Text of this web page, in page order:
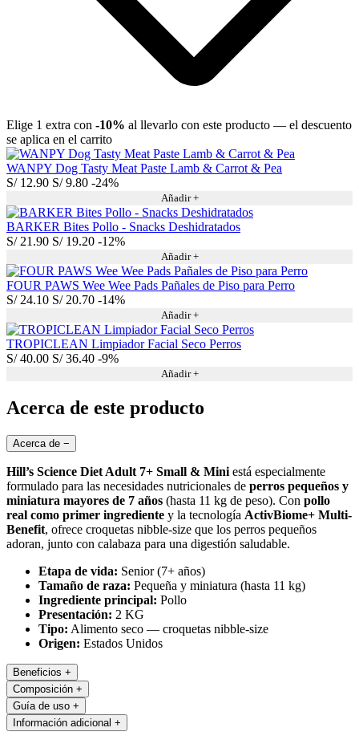
Elige 1 extra con -10% al llevarlo con este producto — el descuento
se aplica en el carrito
WANPY Dog Tasty Meat Paste Lamb & Carrot & Pea
S/12.90 S/9.80 -24%
Añadir +
BARKER Bites Pollo - Snacks Deshidratados
S/21.90 S/19.20 -12%
Añadir +
FOUR PAWS Wee Wee Pads Pañales de Piso para Perro
S/24.10 S/20.70 -14%
Añadir +
TROPICLEAN Limpiador Facial Seco Perros
S/40.00 S/36.40 -9%
Añadir +
Acerca de este producto
Acerca de −
Hill’s Science Diet Adult 7+ Small & Mini está especialmente
formulado para las necesidades nutricionales de perros pequeños y
miniatura mayores de 7 años (hasta 11 kg de peso). Con pollo
real como primer ingrediente y la tecnología ActivBiome+ Multi-
Benefit, ofrece croquetas nibble-size que los perros pequeños
adoran, junto con calabaza para una digestión saludable.
Etapa de vida: Senior (7+ años)
Tamaño de raza: Pequeña y miniatura (hasta 11 kg)
Ingrediente principal: Pollo
Presentación: 2 KG
Tipo: Alimento seco — croquetas nibble-size
Origen: Estados Unidos
Beneficios +
Composición +
Guía de uso +
Información adicional +